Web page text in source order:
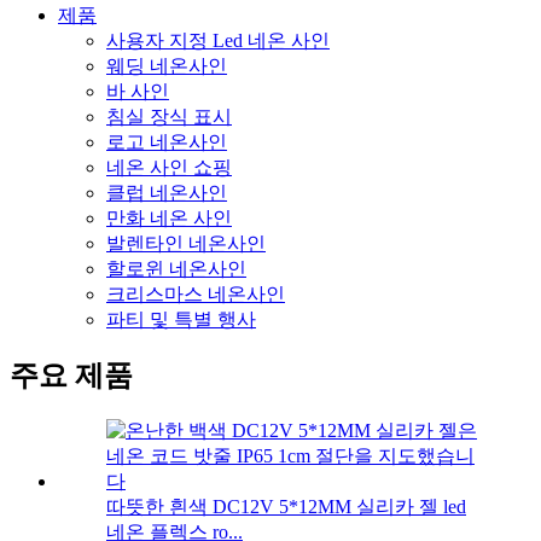
제품
사용자 지정 Led 네온 사인
웨딩 네온사인
바 사인
침실 장식 표시
로고 네온사인
네온 사인 쇼핑
클럽 네온사인
만화 네온 사인
발렌타인 네온사인
할로윈 네온사인
크리스마스 네온사인
파티 및 특별 행사
주요 제품
따뜻한 흰색 DC12V 5*12MM 실리카 젤 led
네온 플렉스 ro...